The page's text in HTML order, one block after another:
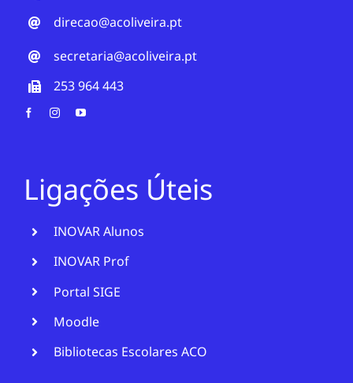
direcao@acoliveira.pt
secretaria@acoliveira.pt
253 964 443
Ligações Úteis
INOVAR Alunos
INOVAR Prof
Portal SIGE
Moodle
Bibliotecas Escolares ACO